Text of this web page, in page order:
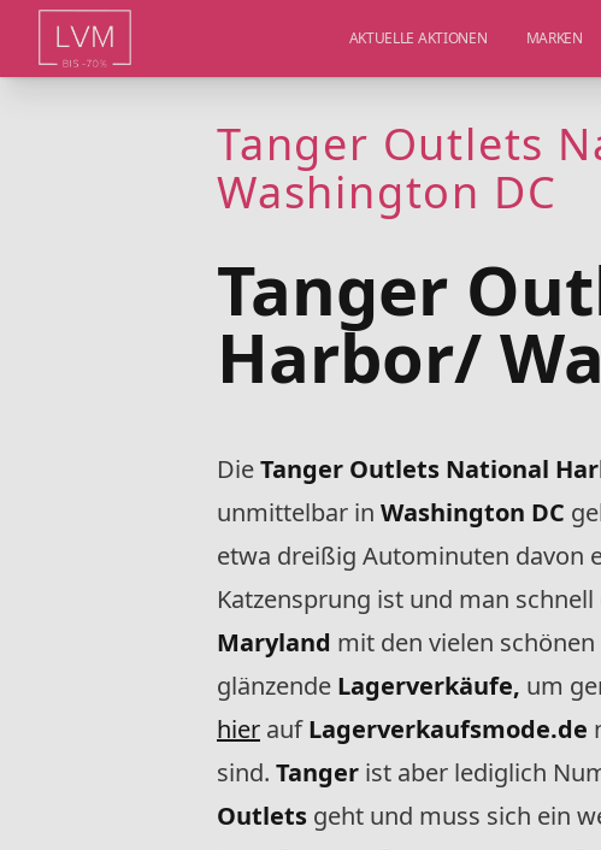
AKTUELLE AKTIONEN MARKEN
Tanger Outlets
Washington DC
Tanger
Harbor/
DieTanger Outlets National
unmittelbar in Washington DC
etwa dreißig Autominuten davon
Katzensprung ist und man
Maryland mit den vielen
glänzende Lagerverkäufe, um
hier aufLagerverkaufsmode.de
sind. Tanger ist aber lediglich
Outlets geht und muss sich ein